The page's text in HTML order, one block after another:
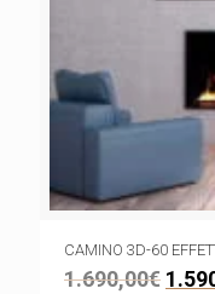
CAMINO 3D-60
1.690,00€